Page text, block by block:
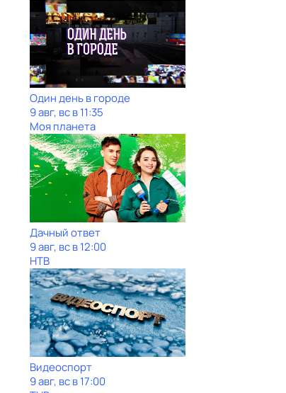
Один день в городе
9 авг, вс в 11:35
Моя планета
Дачный ответ
9 авг, вс в 12:00
НТВ
Видеоспорт
9 авг, вс в 17:00